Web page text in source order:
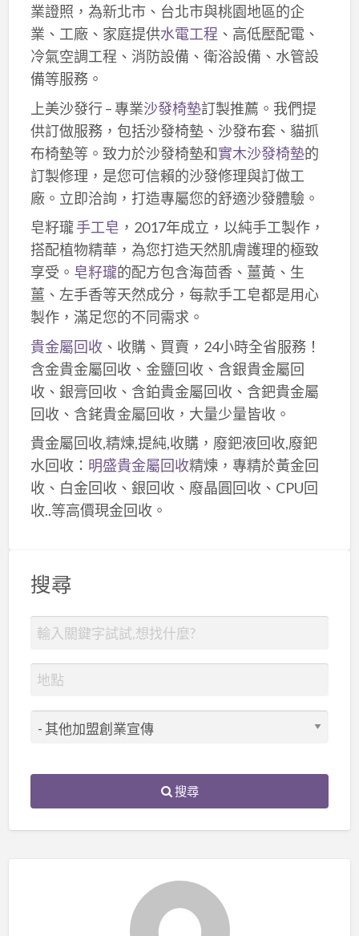
業證照，為新北市、台北市與桃園地區的企
業、工廠、家庭提供水電工程 、高低壓配電、
冷氣空調工程、消防設備、衛浴設備、水管設
備等服務。
上美沙發行 – 專業沙發椅墊訂製推薦。我們提
供訂做服務，包括沙發椅墊、沙發布套、貓抓
布椅墊等。致力於沙發椅墊和實木沙發椅墊的
訂製修理，是您可信賴的沙發修理與訂做工
廠。立即洽詢，打造專屬您的舒適沙發體驗。
皂籽瓏手工皂 ，2017年成立，以純手工製作，
搭配植物精華，為您打造天然肌膚護理的極致
享受。 皂籽瓏的配方包含海茴香、薑黃、生
薑、左手香等天然成分，每款手工皂都是用心
製作，滿足您的不同需求。
貴金屬回收、收購、買賣，24小時全省服務！
含金貴金屬回收、金鹽回收、含銀貴金屬回
收、銀膏回收、含鉑貴金屬回收、含鈀貴金屬
回收、含銠貴金屬回收，大量少量皆收。
貴金屬回收,精煉,提純,收購，廢鈀液回收,廢鈀
水回收： 明盛貴金屬回收精煉，專精於黃金回
收、白金回收、銀回收、廢晶圓回收、CPU回
收..等高價現金回收。
搜尋
搜尋